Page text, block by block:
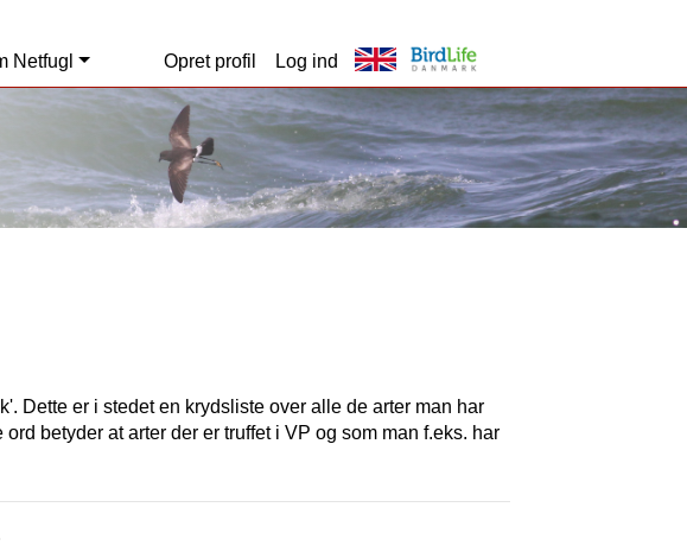
Netfugl Opret profil Log ind
Dette er i stedet en krydsliste over alle de arter man har
betyder at arter der er truffet i VP og som man f.eks. har